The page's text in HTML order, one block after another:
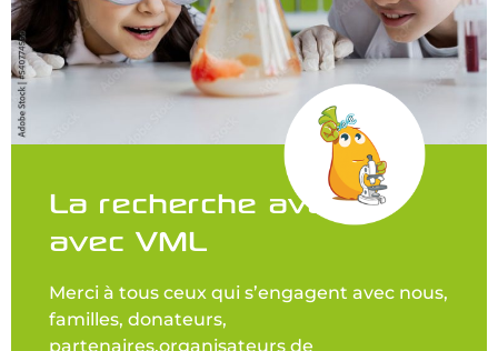
La recherche avance
avec VML
Merci à tous ceux qui s’engagent avec nous,
familles, donateurs,
partenaires,organisateurs de